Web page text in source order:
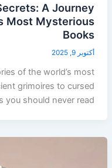
A Journey
Most Mysterious
Books
أكتوبر 9, 2025
of the world’s most
grimoires to cursed
you should never read